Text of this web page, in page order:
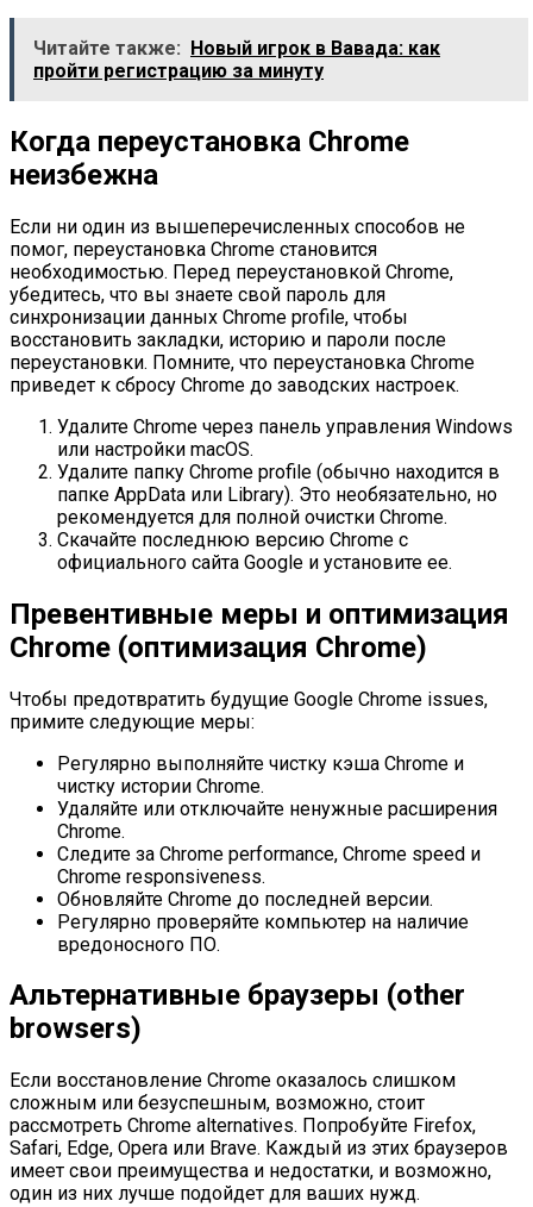
Читайте также: Новый игрок в Вавада: как
пройти регистрацию за минуту
Когда переустановка Chrome
неизбежна
Если ни один из вышеперечисленных способов не
помог, переустановка Chrome становится
необходимостью. Перед переустановкой Chrome,
убедитесь, что вы знаете свой пароль для
синхронизации данных Chrome profile, чтобы
восстановить закладки, историю и пароли после
переустановки. Помните, что переустановка Chrome
приведет к сбросу Chrome до заводских настроек.
Удалите Chrome через панель управления Windows
или настройки macOS.
Удалите папку Chrome profile (обычно находится в
папке AppData или Library). Это необязательно, но
рекомендуется для полной очистки Chrome.
Скачайте последнюю версию Chrome с
официального сайта Google и установите ее.
Превентивные меры и оптимизация
Chrome (оптимизация Chrome)
Чтобы предотвратить будущие Google Chrome issues,
примите следующие меры:
Регулярно выполняйте чистку кэша Chrome и
чистку истории Chrome.
Удаляйте или отключайте ненужные расширения
Chrome.
Следите за Chrome performance, Chrome speed и
Chrome responsiveness.
Обновляйте Chrome до последней версии.
Регулярно проверяйте компьютер на наличие
вредоносного ПО.
Альтернативные браузеры (other
browsers)
Если восстановление Chrome оказалось слишком
сложным или безуспешным, возможно, стоит
рассмотреть Chrome alternatives. Попробуйте Firefox,
Safari, Edge, Opera или Brave. Каждый из этих браузеров
имеет свои преимущества и недостатки, и возможно,
один из них лучше подойдет для ваших нужд.